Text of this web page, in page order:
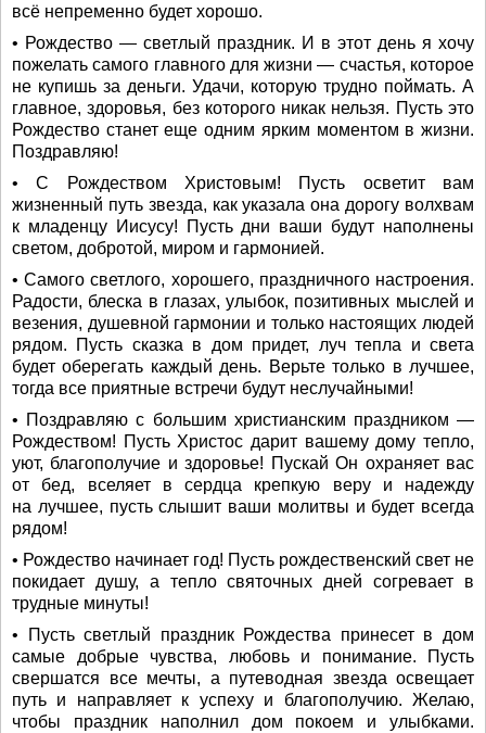
всё непременно будет хорошо.
• Рождество — светлый праздник. И в этот день я хочу
пожелать самого главного для жизни — счастья, которое
не купишь за деньги. Удачи, которую трудно поймать. А
главное, здоровья, без которого никак нельзя. Пусть это
Рождество станет еще одним ярким моментом в жизни.
Поздравляю!
• С Рождеством Христовым! Пусть осветит вам
жизненный путь звезда, как указала она дорогу волхвам
к младенцу Иисусу! Пусть дни ваши будут наполнены
светом, добротой, миром и гармонией.
• Самого светлого, хорошего, праздничного настроения.
Радости, блеска в глазах, улыбок, позитивных мыслей и
везения, душевной гармонии и только настоящих людей
рядом. Пусть сказка в дом придет, луч тепла и света
будет оберегать каждый день. Верьте только в лучшее,
тогда все приятные встречи будут неслучайными!
• Поздравляю с большим христианским праздником —
Рождеством! Пусть Христос дарит вашему дому тепло,
уют, благополучие и здоровье! Пускай Он охраняет вас
от бед, вселяет в сердца крепкую веру и надежду
на лучшее, пусть слышит ваши молитвы и будет всегда
рядом!
• Рождество начинает год! Пусть рождественский свет не
покидает душу, а тепло святочных дней согревает в
трудные минуты!
• Пусть светлый праздник Рождества принесет в дом
самые добрые чувства, любовь и понимание. Пусть
свершатся все мечты, а путеводная звезда освещает
путь и направляет к успеху и благополучию. Желаю,
чтобы праздник наполнил дом покоем и улыбками.